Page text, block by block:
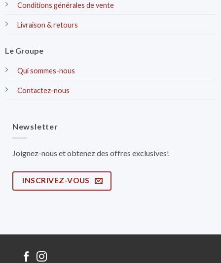
Conditions générales de vente
Livraison & retours
Le Groupe
Qui sommes-nous
Contactez-nous
Newsletter
Joignez-nous et obtenez des offres exclusives!
INSCRIVEZ-VOUS